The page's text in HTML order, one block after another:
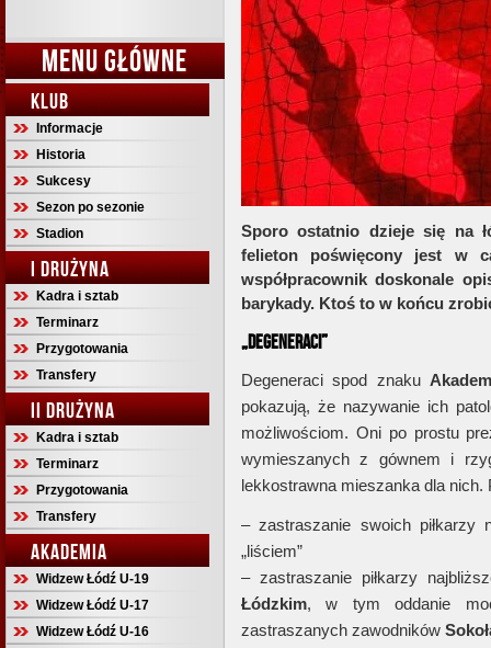
MENU GŁÓWNE
KLUB
Informacje
Historia
Sukcesy
Sezon po sezonie
Stadion
I DRUŻYNA
Kadra i sztab
Terminarz
Przygotowania
Transfery
II DRUŻYNA
Kadra i sztab
Terminarz
Przygotowania
Transfery
AKADEMIA
Widzew Łódź U-19
Widzew Łódź U-17
Widzew Łódź U-16
Sporo ostatnio dzieje się na
felieton poświęcony jest w
współpracownik doskonale
barykady. Ktoś to w końcu
„Degeneraci”
Degeneraci spod znaku
pokazują, że nazywanie ich
możliwościom. Oni po prostu
wymieszanych z gównem i
lekkostrawna mieszanka dla nich.
– zastraszanie swoich piłkarzy
„liściem”
– zastraszanie piłkarzy
Łódzkim, w tym oddanie
zastraszanych zawodników